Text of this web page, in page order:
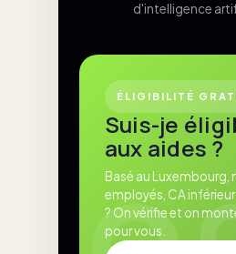
d'intelligence
ÉLIGIBILITÉ
Suis-je
aux aides ?
Basé au Luxembourg,
employés, CA inférieur
? On vérifie et on
pour vous.